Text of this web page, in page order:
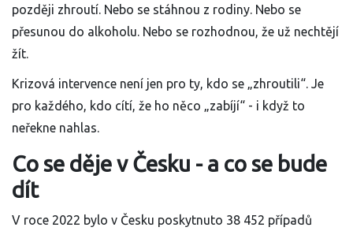
později zhroutí. Nebo se stáhnou z rodiny. Nebo se
přesunou do alkoholu. Nebo se rozhodnou, že už nechtějí
žít.
Krizová intervence není jen pro ty, kdo se „zhroutili“. Je
pro každého, kdo cítí, že ho něco „zabíjí“ - i když to
neřekne nahlas.
Co se děje v Česku - a co se bude
dít
V roce 2022 bylo v Česku poskytnuto 38 452 případů